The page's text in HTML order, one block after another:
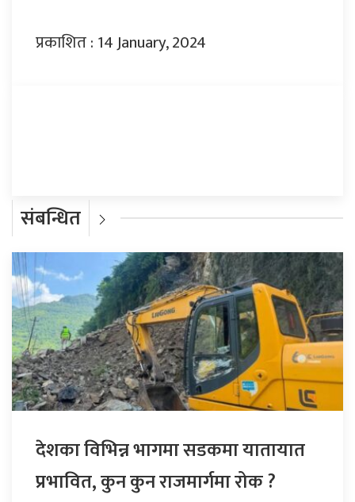
प्रकाशित : 14 January, 2024
संबन्धित
देशका विभिन्न भागमा सडकमा यातायात
प्रभावित, कुन कुन राजमार्गमा रोक ?